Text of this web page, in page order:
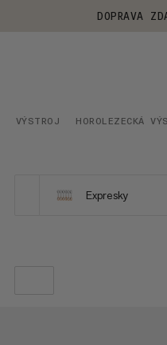
DOPRAVA
VÝSTROJ HOROLEZECKÁ
Expresky